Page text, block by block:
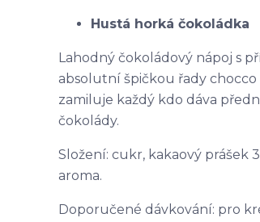
Hustá horká čokoládka
Lahodný čokoládový nápoj s
absolutní špičkou řady chocco
zamiluje každý kdo dáva
čokolády.
Složení: cukr, kakaový prášek
aroma.
Doporučené dávkování: pro